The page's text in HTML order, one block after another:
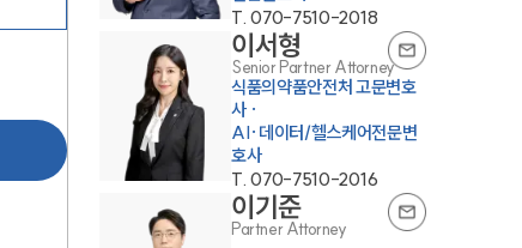
T.070-7510-2018
이서형
Senior Partner Attorney
식품의약품안전처 고문변호
사 ·
AI·데이터/헬스케어전문변
호사
T.070-7510-2016
이기준
Partner Attorney